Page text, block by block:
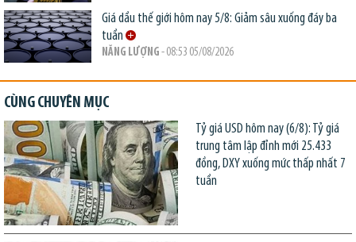
Giá dầu thế giới hôm nay 5/8: Giảm sâu xuống đáy ba
tuần
NĂNG LƯỢNG - 08:53 05/08/2026
CÙNG CHUYÊN MỤC
Tỷ giá USD hôm nay (6/8): Tỷ giá
trung tâm lập đỉnh mới 25.433
đồng, DXY xuống mức thấp nhất 7
tuần